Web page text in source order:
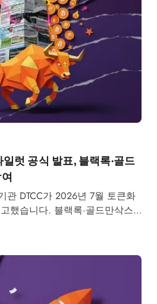
일럿 공식 발표, 블랙록·골드
관 DTCC가 2026년 7월 토큰화
했습니다. 블랙록·골드만삭스
장 구조 변화가 본격화됩니다.